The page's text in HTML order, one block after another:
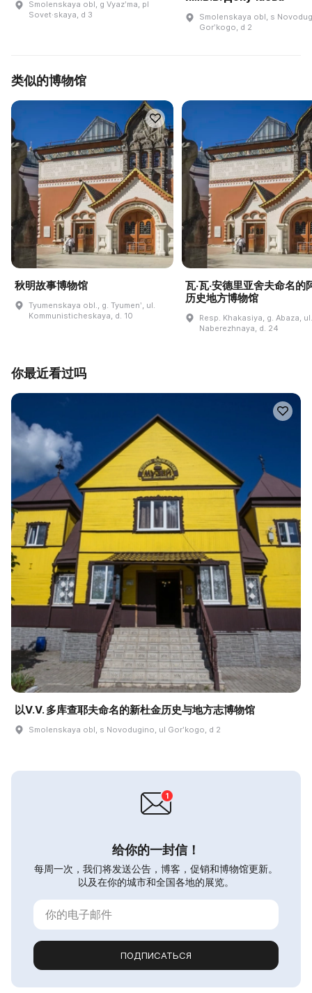
Smolenskaya obl, g Vyazʹma, pl
Sovet·skaya, d 3
Smolenskaya obl, s
Gorʹkogo, d 2
类似的博物馆
秋明故事博物馆
Tyumenskaya obl., g. Tyumenʹ, ul.
Kommunisticheskaya, d. 10
瓦·瓦·安德里亚舍夫命名的
历史地方博物馆
Resp. Khakasiya, g. Abaza, ul.
Naberezhnaya, d. 24
你最近看过吗
以V.V. 多库查耶夫命名的新杜金历史与地方志博物馆
Smolenskaya obl, s Novodugino, ul Gorʹkogo, d 2
给你的一封信！
每周一次，我们将发送公告，博客，促销和博物馆更新。
以及在你的城市和全国各地的展览。
ПОДПИСАТЬСЯ